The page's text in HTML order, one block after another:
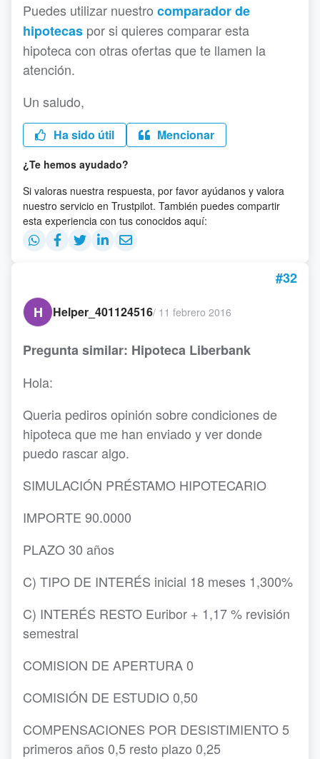
Puedes utilizar nuestro comparador de
hipotecas porsi quieres comparar esta
hipoteca con otras ofertas que te llamen la
atención.
Un saludo,
Ha sido útil Mencionar
¿Te hemos ayudado?
Si valoras nuestra respuesta, por favor ayúdanos y valora
nuestro servicio en Trustpilot. También puedes compartir
esta experiencia con tus conocidos aquí:
#32
H
Helper_401124516/ 11 febrero 2016
Pregunta similar: Hipoteca Liberbank
Hola:
Queria pediros opinión sobre condiciones de
hipoteca que me han enviado y ver donde
puedo rascar algo.
SIMULACIÓN PRÉSTAMO HIPOTECARIO
IMPORTE 90.0000
PLAZO 30 años
C) TIPO DE INTERÉS inicial 18 meses 1,300%
C) INTERÉS RESTO Euribor + 1,17 % revisión
semestral
COMISION DE APERTURA 0
COMISIÓN DE ESTUDIO 0,50
COMPENSACIONES POR DESISTIMIENTO 5
primeros años 0,5 resto plazo 0,25